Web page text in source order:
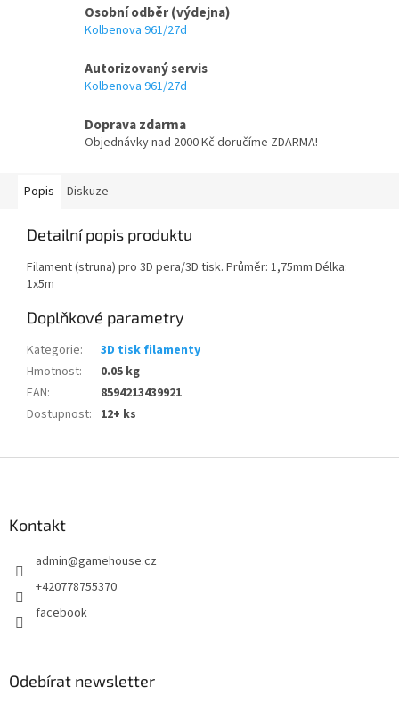
Osobní odběr (výdejna)
Kolbenova 961/27d
Autorizovaný servis
Kolbenova 961/27d
Doprava zdarma
Objednávky nad 2000 Kč doručíme ZDARMA!
Popis Diskuze
Detailní popis produktu
Filament (struna) pro 3D pera/3D tisk. Průměr: 1,75mm Délka:
1x5m
Doplňkové parametry
Kategorie:
3D tisk filamenty
Hmotnost:
0.05 kg
EAN:
8594213439921
Dostupnost: 12+ ks
Kontakt
admin@gamehouse.cz
+420778755370
facebook
Odebírat newsletter